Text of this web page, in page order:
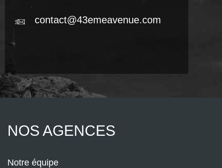
contact@43emeavenue.com
NOS AGENCES
Notre équipe